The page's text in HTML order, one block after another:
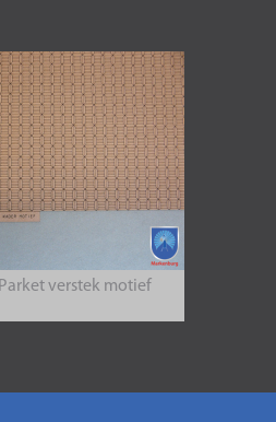
Parket verstek motief